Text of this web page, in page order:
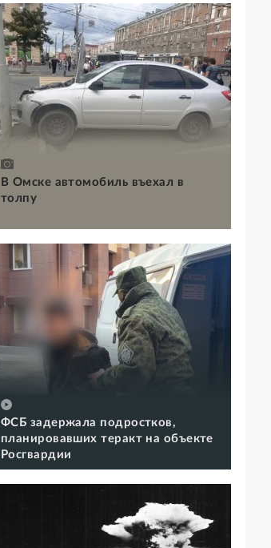
В Омске автомобиль въехал в
толпу
ФСБ задержала подростков,
планировавших теракт на объекте
Росгвардии